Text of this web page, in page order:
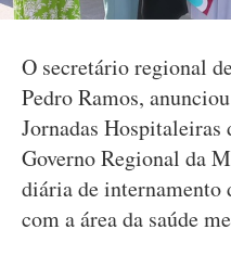
O secretário regional
Pedro Ramos,
Jornadas Hospitaleiras
Governo Regional da
diária de
com a área da saúde